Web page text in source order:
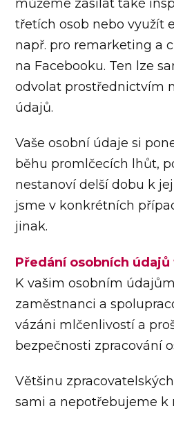
můžeme zasílat také
třetích osob nebo využít
např. pro remarketing a
na Facebooku. Ten lze
odvolat prostřednictvím
údajů.
Vaše osobní údaje si
běhu promlčecích lhůt,
nestanoví delší dobu k
jsme v konkrétních
jinak.
Předání osobních
K vašim osobním
zaměstnanci a
vázáni mlčenlivostí a
bezpečnosti zpracování
Většinu
sami a nepotřebujeme k